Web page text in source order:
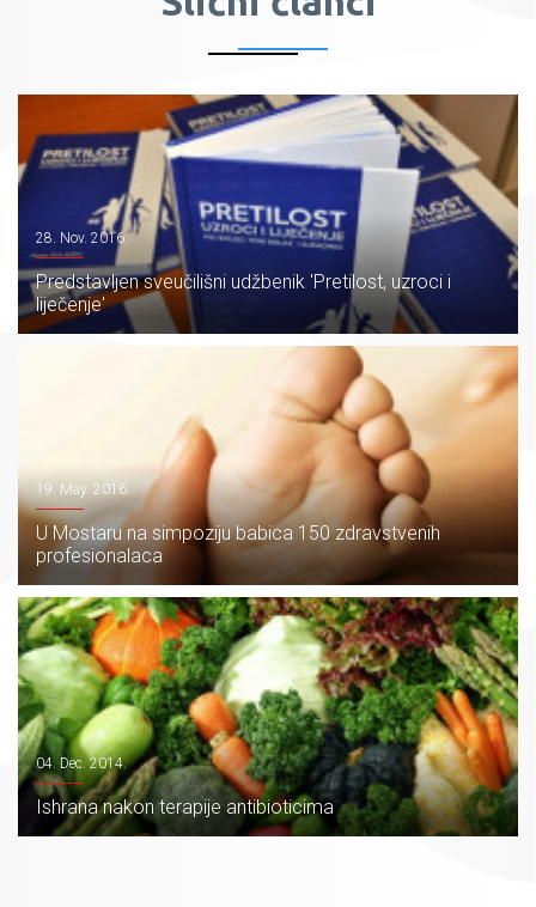
28. Nov. 2016.
Predstavljen sveučilišni udžbenik 'Pretilost, uzroci i
liječenje'
19. May. 2016.
U Mostaru na simpoziju babica 150 zdravstvenih
profesionalaca
04. Dec. 2014.
Ishrana nakon terapije antibioticima